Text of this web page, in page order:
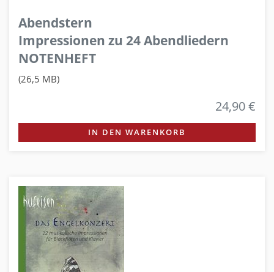
Abendstern
Impressionen zu 24 Abendliedern
NOTENHEFT
(26,5 MB)
24,90 €
IN DEN WARENKORB